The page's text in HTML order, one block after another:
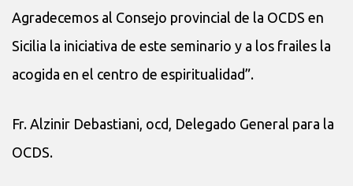
Agradecemos al Consejo provincial de la OCDS en
Sicilia la iniciativa de este seminario y a los frailes la
acogida en el centro de espiritualidad”.
Fr. Alzinir Debastiani, ocd, Delegado General para la
OCDS.